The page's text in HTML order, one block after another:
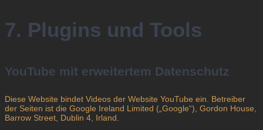
7. Plugins und Tools
YouTube mit erweitertem Datenschutz
Diese Website bindet Videos der Website YouTube ein. Betreiber
der Seiten ist die Google Ireland Limited („Google“), Gordon House,
Barrow Street, Dublin 4, Irland.